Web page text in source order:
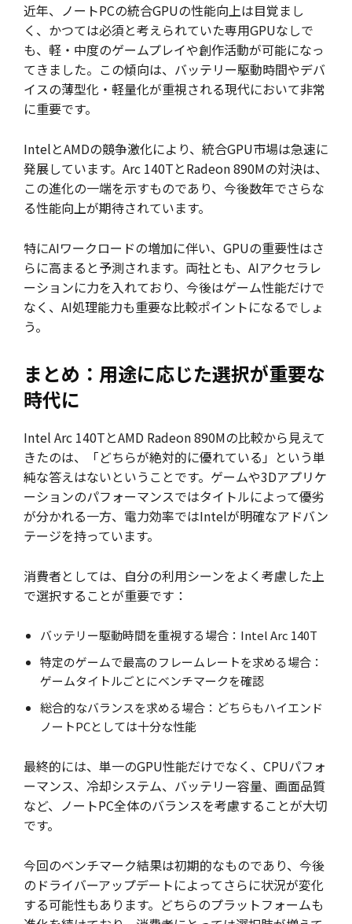
近年、ノートPCの統合GPUの性能向上は目覚まし
く、かつては必須と考えられていた専用GPUなしで
も、軽・中度のゲームプレイや創作活動が可能になっ
てきました。この傾向は、バッテリー駆動時間やデバ
イスの薄型化・軽量化が重視される現代において非常
に重要です。
IntelとAMDの競争激化により、統合GPU市場は急速に
発展しています。Arc 140TとRadeon 890Mの対決は、
この進化の一端を示すものであり、今後数年でさらな
る性能向上が期待されています。
特にAIワークロードの増加に伴い、GPUの重要性はさ
らに高まると予測されます。両社とも、AIアクセラレ
ーションに力を入れており、今後はゲーム性能だけで
なく、AI処理能力も重要な比較ポイントになるでしょ
う。
まとめ：用途に応じた選択が重要な
時代に
Intel Arc 140TとAMD Radeon 890Mの比較から見えて
きたのは、「どちらが絶対的に優れている」という単
純な答えはないということです。ゲームや3Dアプリケ
ーションのパフォーマンスではタイトルによって優劣
が分かれる一方、電力効率ではIntelが明確なアドバン
テージを持っています。
消費者としては、自分の利用シーンをよく考慮した上
で選択することが重要です：
バッテリー駆動時間を重視する場合：Intel Arc 140T
特定のゲームで最高のフレームレートを求める場合：
ゲームタイトルごとにベンチマークを確認
総合的なバランスを求める場合：どちらもハイエンド
ノートPCとしては十分な性能
最終的には、単一のGPU性能だけでなく、CPUパフォ
ーマンス、冷却システム、バッテリー容量、画面品質
など、ノートPC全体のバランスを考慮することが大切
です。
今回のベンチマーク結果は初期的なものであり、今後
のドライバーアップデートによってさらに状況が変化
する可能性もあります。どちらのプラットフォームも